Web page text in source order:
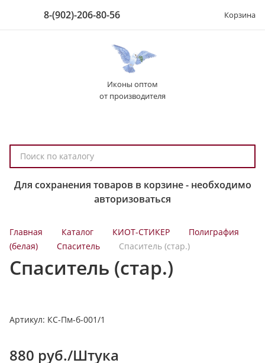
8-(902)-206-80-56 Корзина
Иконы оптом
от производителя
о
о
к
а
о
у
Для сохранения товаров в корзине - необходимо
авторизоваться
Главная Каталог КИОТ-СТИКЕР
Полиграфия
(белая)
Спаситель Спаситель (стар.)
Спаситель (стар.)
Артикул: КС-Пм-б-001/1
880 руб./Штука